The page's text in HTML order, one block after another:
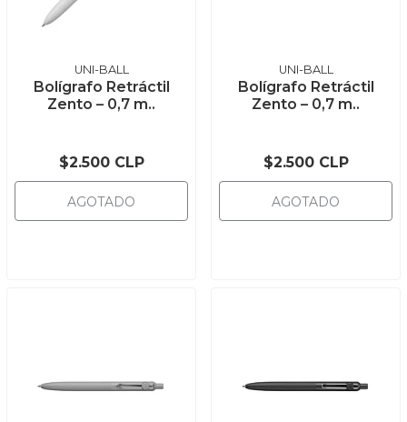
UNI-BALL
Bolígrafo Retráctil
Zento – 0,7 m..
$2.500 CLP
AGOTADO
UNI-BALL
Bolígrafo Retráctil
Zento – 0,7 m..
$2.500 CLP
AGOTADO